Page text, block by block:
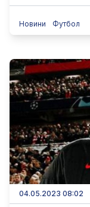
Новини Футбол
04.05.2023 08:02